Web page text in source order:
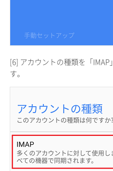
[6] アカウントの種類を「
す。